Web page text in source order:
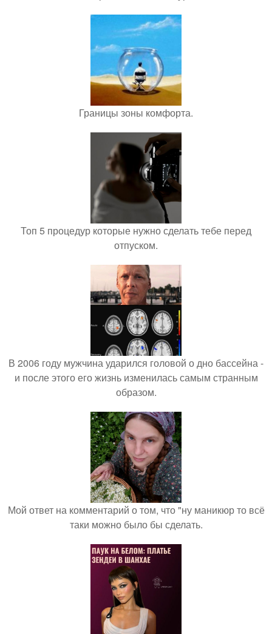
Границы зоны комфорта.
Топ 5 процедур которые нужно сделать тебе перед
отпуском.
В 2006 году мужчина ударился головой о дно бассейна -
и после этого его жизнь изменилась самым странным
образом.
Мой ответ на комментарий о том, что "ну маникюр то всё
таки можно было бы сделать.